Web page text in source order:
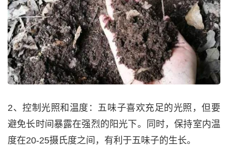
2、控制光照和温度：五味子喜欢充足的光照，但要
避免长时间暴露在强烈的阳光下。同时，保持室内温
度在20-25摄氏度之间，有利于五味子的生长。